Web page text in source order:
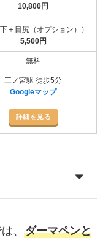
10,800円
下＋目尻（オプション））
5,500円
無料
三ノ宮駅 徒歩5分
Googleマップ
詳細を見る
、 ダーマペンと